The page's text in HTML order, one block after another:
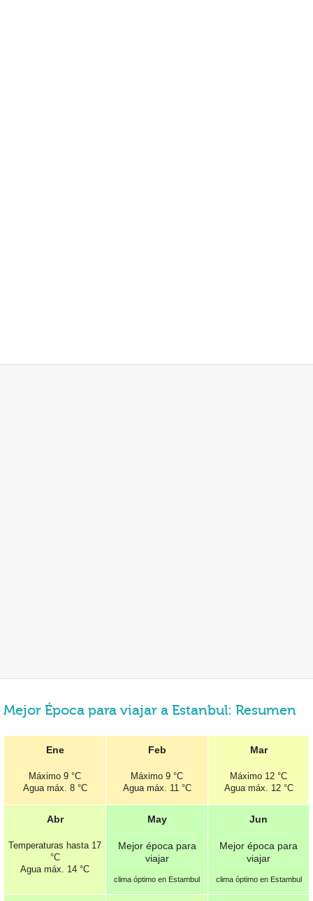
Mejor Época para viajar a Estanbul: Resumen
Ene
Máximo 9 °C
Agua máx. 8 °C
Feb
Máximo 9 °C
Agua máx. 11 °C
Mar
Máximo 12 °C
Agua máx. 12 °C
Abr
Temperaturas hasta 17
°C
Agua máx. 14 °C
May
Mejor época para
viajar
clima óptimo en Estambul
Jun
Mejor época para
viajar
clima óptimo en Estambul